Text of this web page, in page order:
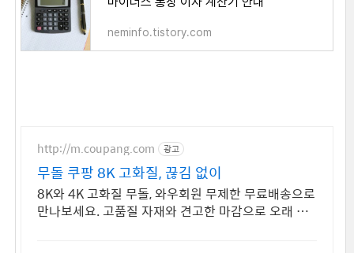
neminfo.tistory.com
http://m.coupang.com 광고
무돌 쿠팡 8K 고화질, 끊김 없이
8K와 4K 고화질 무돌, 와우회원 무제한 무료배송으로
만나보세요. 고품질 자재와 견고한 마감으로 오래 사